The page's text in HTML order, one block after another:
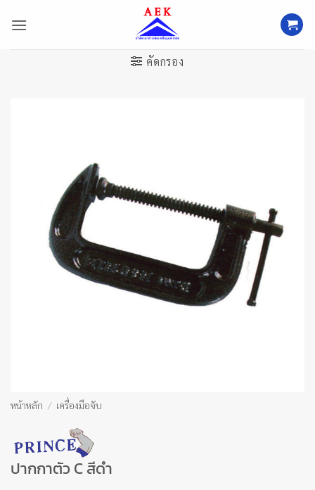
คัดกรอง
หน้าหลัก / เครื่องมือจับ
ปากกาตัว C สีดำ